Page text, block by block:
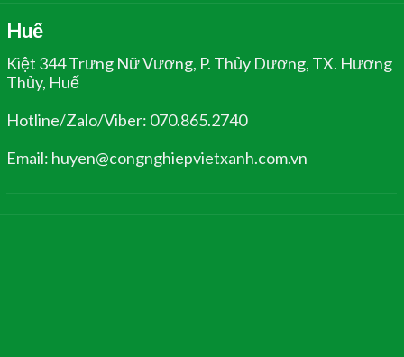
Huế
Kiệt 344 Trưng Nữ Vương, P. Thủy Dương, TX. Hương
Thủy, Huế
Hotline/Zalo/Viber: 070.865.2740
Email: huyen@congnghiepvietxanh.com.vn